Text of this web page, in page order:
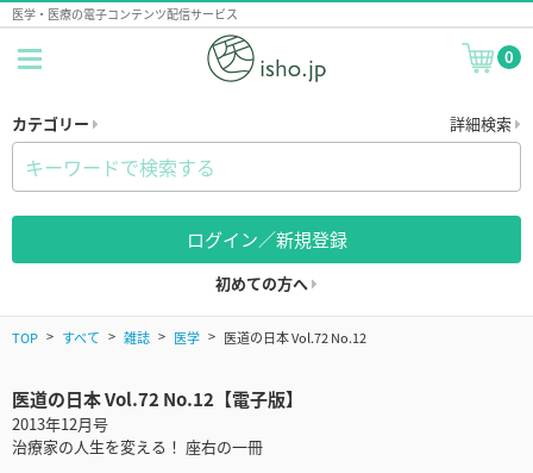
医学・医療の電子コンテンツ配信サービス
0
カテゴリー 詳細検索
ログイン／新規登録
初めての方へ
TOP すべて 雑誌 医学 医道の日本 Vol.72 No.12
医道の日本 Vol.72 No.12【電子版】
2013年12月号
治療家の人生を変える！ 座右の一冊